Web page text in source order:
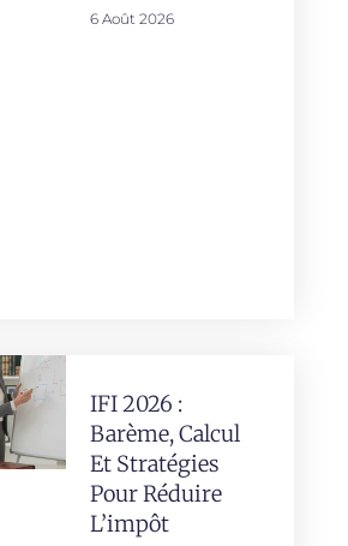
6 Août 2026
IFI 2026 :
Barème, Calcul
Et Stratégies
Pour Réduire
L’impôt